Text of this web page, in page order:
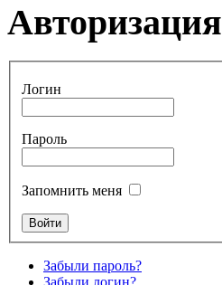
Авторизация
Логин
Пароль
Запомнить меня
Забыли пароль?
Забыли логин?